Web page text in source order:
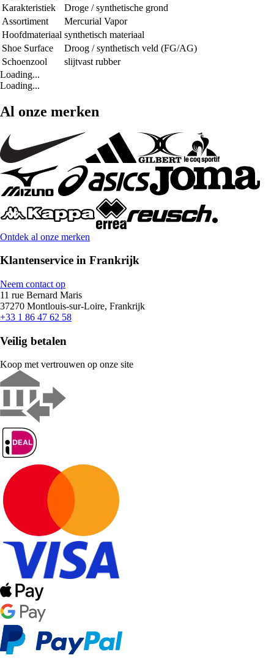
Karakteristiek
Droge / synthetische grond
Assortiment
Mercurial Vapor
Hoofdmateriaal synthetisch materiaal
Shoe Surface
Droog / synthetisch veld (FG/AG)
Schoenzool
slijtvast rubber
Loading...
Loading...
Al onze merken
Ontdek al onze merken
Klantenservice in Frankrijk
Neem contact op
11 rue Bernard Maris
37270 Montlouis-sur-Loire, Frankrijk
+33 1 86 47 62 58
Veilig betalen
Koop met vertrouwen op onze site